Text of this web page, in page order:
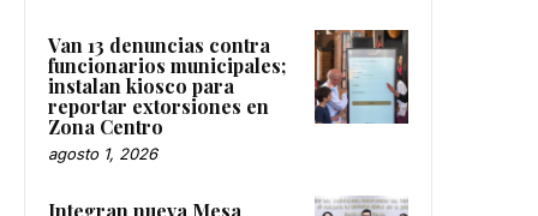
Van 13 denuncias contra
funcionarios municipales;
instalan kiosco para
reportar extorsiones en
Zona Centro
agosto 1, 2026
Integran nueva Mesa